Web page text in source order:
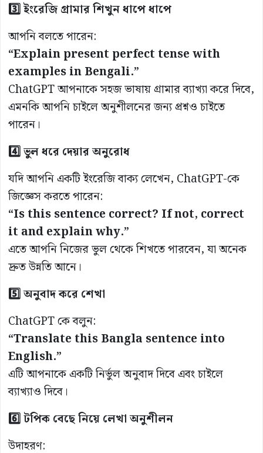
3️⃣ ইংরেজি গ্রামার শিখুন ধাপে ধাপে
আপনি বলতে পারেন:
“Explain present perfect tense with
examples in Bengali.”
ChatGPT আপনাকে সহজ ভাষায় গ্রামার ব্যাখ্যা করে দিবে,
এমনকি আপনি চাইলে অনুশীলনের জন্য প্রশ্নও চাইতে
পারেন।
4️⃣ ভুল ধরে দেয়ার অনুরোধ
যদি আপনি একটি ইংরেজি বাক্য লেখেন, ChatGPT-কে
জিজ্ঞেস করতে পারেন:
“Is this sentence correct? If not, correct
it and explain why.”
এতে আপনি নিজের ভুল থেকে শিখতে পারবেন, যা অনেক
দ্রুত উন্নতি আনে।
5️⃣ অনুবাদ করে শেখা
ChatGPT কে বলুন:
“Translate this Bangla sentence into
English.”
এটি আপনাকে একটি নির্ভুল অনুবাদ দিবে এবং চাইলে
ব্যাখ্যাও দিবে।
6️⃣ টপিক বেছে নিয়ে লেখা অনুশীলন
উদাহরণ: